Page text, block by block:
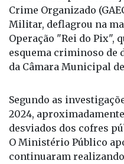
Crime Organizado
Militar, deflagrou na
Operação "Rei do Pix",
esquema criminoso de
da Câmara Municipal
Segundo as
2024,
desviados dos cofres
O Ministério Público
continuaram